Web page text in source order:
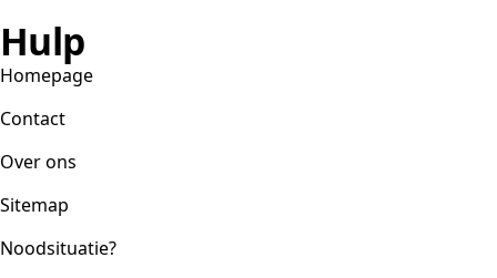
Hulp
Homepage
Contact
Over ons
Sitemap
Noodsituatie?